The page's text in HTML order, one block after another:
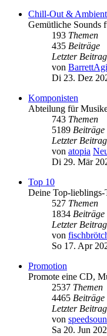
Chill-Out & Ambient
Gemütliche Sounds
193 Themen
435 Beiträge
Letzter Beitrag
von
Di 23. Dez
Komponisten
Abteilung für
743 Themen
5189 Beiträge
Letzter Beitrag
von atopia
Di 29. Mär
Top 10
Deine Top-lieblings-
527 Themen
1834 Beiträge
Letzter Beitrag
von
So 17. Apr
Promotion
Promote eine CD,
2537 Themen
4465 Beiträge
Letzter Beitrag
von
Sa 20. Jun